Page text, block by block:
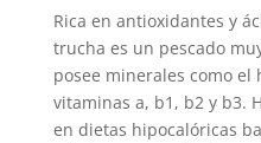
Rica en antioxidantes y
trucha es un pescado
posee minerales como el
vitaminas a, b1, b2 y b3.
en dietas hipocalóricas